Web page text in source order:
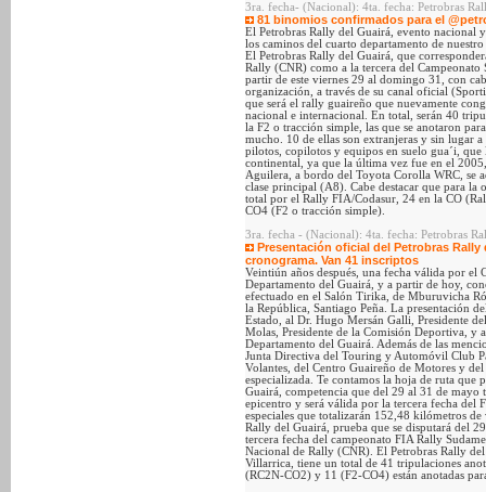
3ra. fecha- (Nacional): 4ta. fecha: Petrobras
81 binomios confirmados para el
El Petrobras Rally del Guairá, evento nacional
los caminos del cuarto departamento de
El Petrobras Rally del Guairá, que
Rally (CNR) como a la tercera del
partir de este viernes 29 al domingo 31, con
organización, a través de su canal oficial
que será el rally guaireño que nuevamente
nacional e internacional. En total, serán 40
la F2 o tracción simple, las que se anotaron
mucho. 10 de ellas son extranjeras y sin lugar
pilotos, copilotos y equipos en suelo gua´i,
continental, ya que la última vez fue en el
Aguilera, a bordo del Toyota Corolla WRC, se
clase principal (A8). Cabe destacar que para la
total por el Rally FIA/Codasur, 24 en la CO
CO4 (F2 o tracción simple).
3ra. fecha - (Nacional): 4ta. fecha: Petrobras
Presentación oficial del Petrobras Rally
cronograma. Van 41 inscriptos
Veintiún años después, una fecha válida por
Departamento del Guairá, y a partir de hoy,
efectuado en el Salón Tirika, de Mburuvicha
la República, Santiago Peña. La presentación
Estado, al Dr. Hugo Mersán Galli, Presidente
Molas, Presidente de la Comisión Deportiva, y
Departamento del Guairá. Además de las
Junta Directiva del Touring y Automóvil Club
Volantes, del Centro Guaireño de Motores y
especializada. Te contamos la hoja de ruta
Guairá, competencia que del 29 al 31 de
epicentro y será válida por la tercera fecha del
especiales que totalizarán 152,48 kilómetros
Rally del Guairá, prueba que se disputará del
tercera fecha del campeonato FIA Rally
Nacional de Rally (CNR). El Petrobras Rally
Villarrica, tiene un total de 41 tripulaciones
(RC2N-CO2) y 11 (F2-CO4) están anotadas